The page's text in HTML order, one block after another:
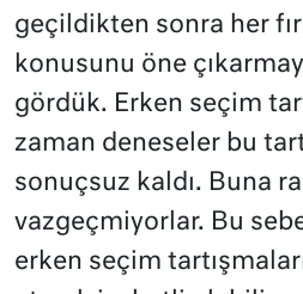
geçildikten sonra her
konusunu öne
gördük. Erken seçim
zaman deneseler bu
sonuçsuz kaldı. Buna
vazgeçmiyorlar. Bu
erken seçim